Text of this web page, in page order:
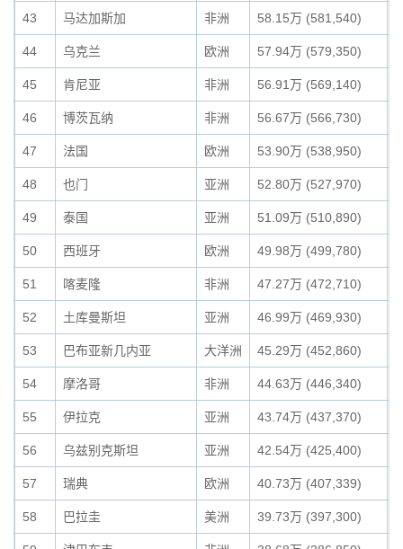
43 马达加斯加 非洲 58.15万 (581,540)
44 乌克兰 欧洲 57.94万 (579,350)
45 肯尼亚 非洲 56.91万 (569,140)
46 博茨瓦纳 非洲 56.67万 (566,730)
47 法国 欧洲 53.90万 (538,950)
48 也门 亚洲 52.80万 (527,970)
49 泰国 亚洲 51.09万 (510,890)
50 西班牙 欧洲 49.98万 (499,780)
51 喀麦隆 非洲 47.27万 (472,710)
52 土库曼斯坦 亚洲 46.99万 (469,930)
53 巴布亚新几内亚 大洋洲 45.29万 (452,860)
54 摩洛哥 非洲 44.63万 (446,340)
55 伊拉克 亚洲 43.74万 (437,370)
56 乌兹别克斯坦 亚洲 42.54万 (425,400)
57 瑞典 欧洲 40.73万 (407,339)
58 巴拉圭 美洲 39.73万 (397,300)